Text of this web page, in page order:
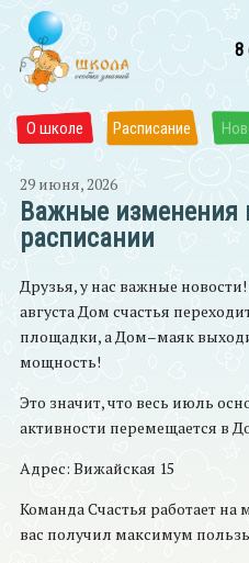
8
О школе Расписание
29 июня, 2026
Важные
расписании
Друзья, у нас важные
августа Дом счастья
площадки, а Дом–маяк
мощность!
Это значит, что весь июль
активности перемещается в
Адрес: Вижайская 15
Команда Счастья работает
вас получил максимум